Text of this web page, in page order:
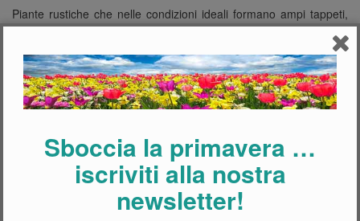
Piante rustiche che nelle condizioni ideali formano ampi tappeti,
desiderano terreni fertili ben drenati e calcarei. Si impiegano per
formare tappeti sotto arbusti e alberi, ma anche in giardini rocciosi
e in vaso. Concimare in autunno e primavera con fertilizzante
organico o minerale a lenta cessione e pacciamare in autunno
con strame fogliare o compost ben maturo. Irrigare in
abbondanza nei periodi di gran caldo o di secco prolungato.
Sboccia la primavera …
iscriviti alla nostra
newsletter!